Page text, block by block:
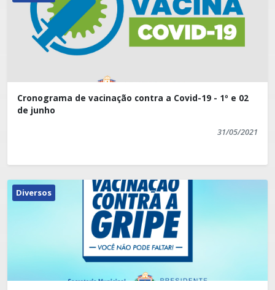
Cronograma de vacinação contra a Covid-19 - 1º e 02
de junho
31/05/2021
Diversos